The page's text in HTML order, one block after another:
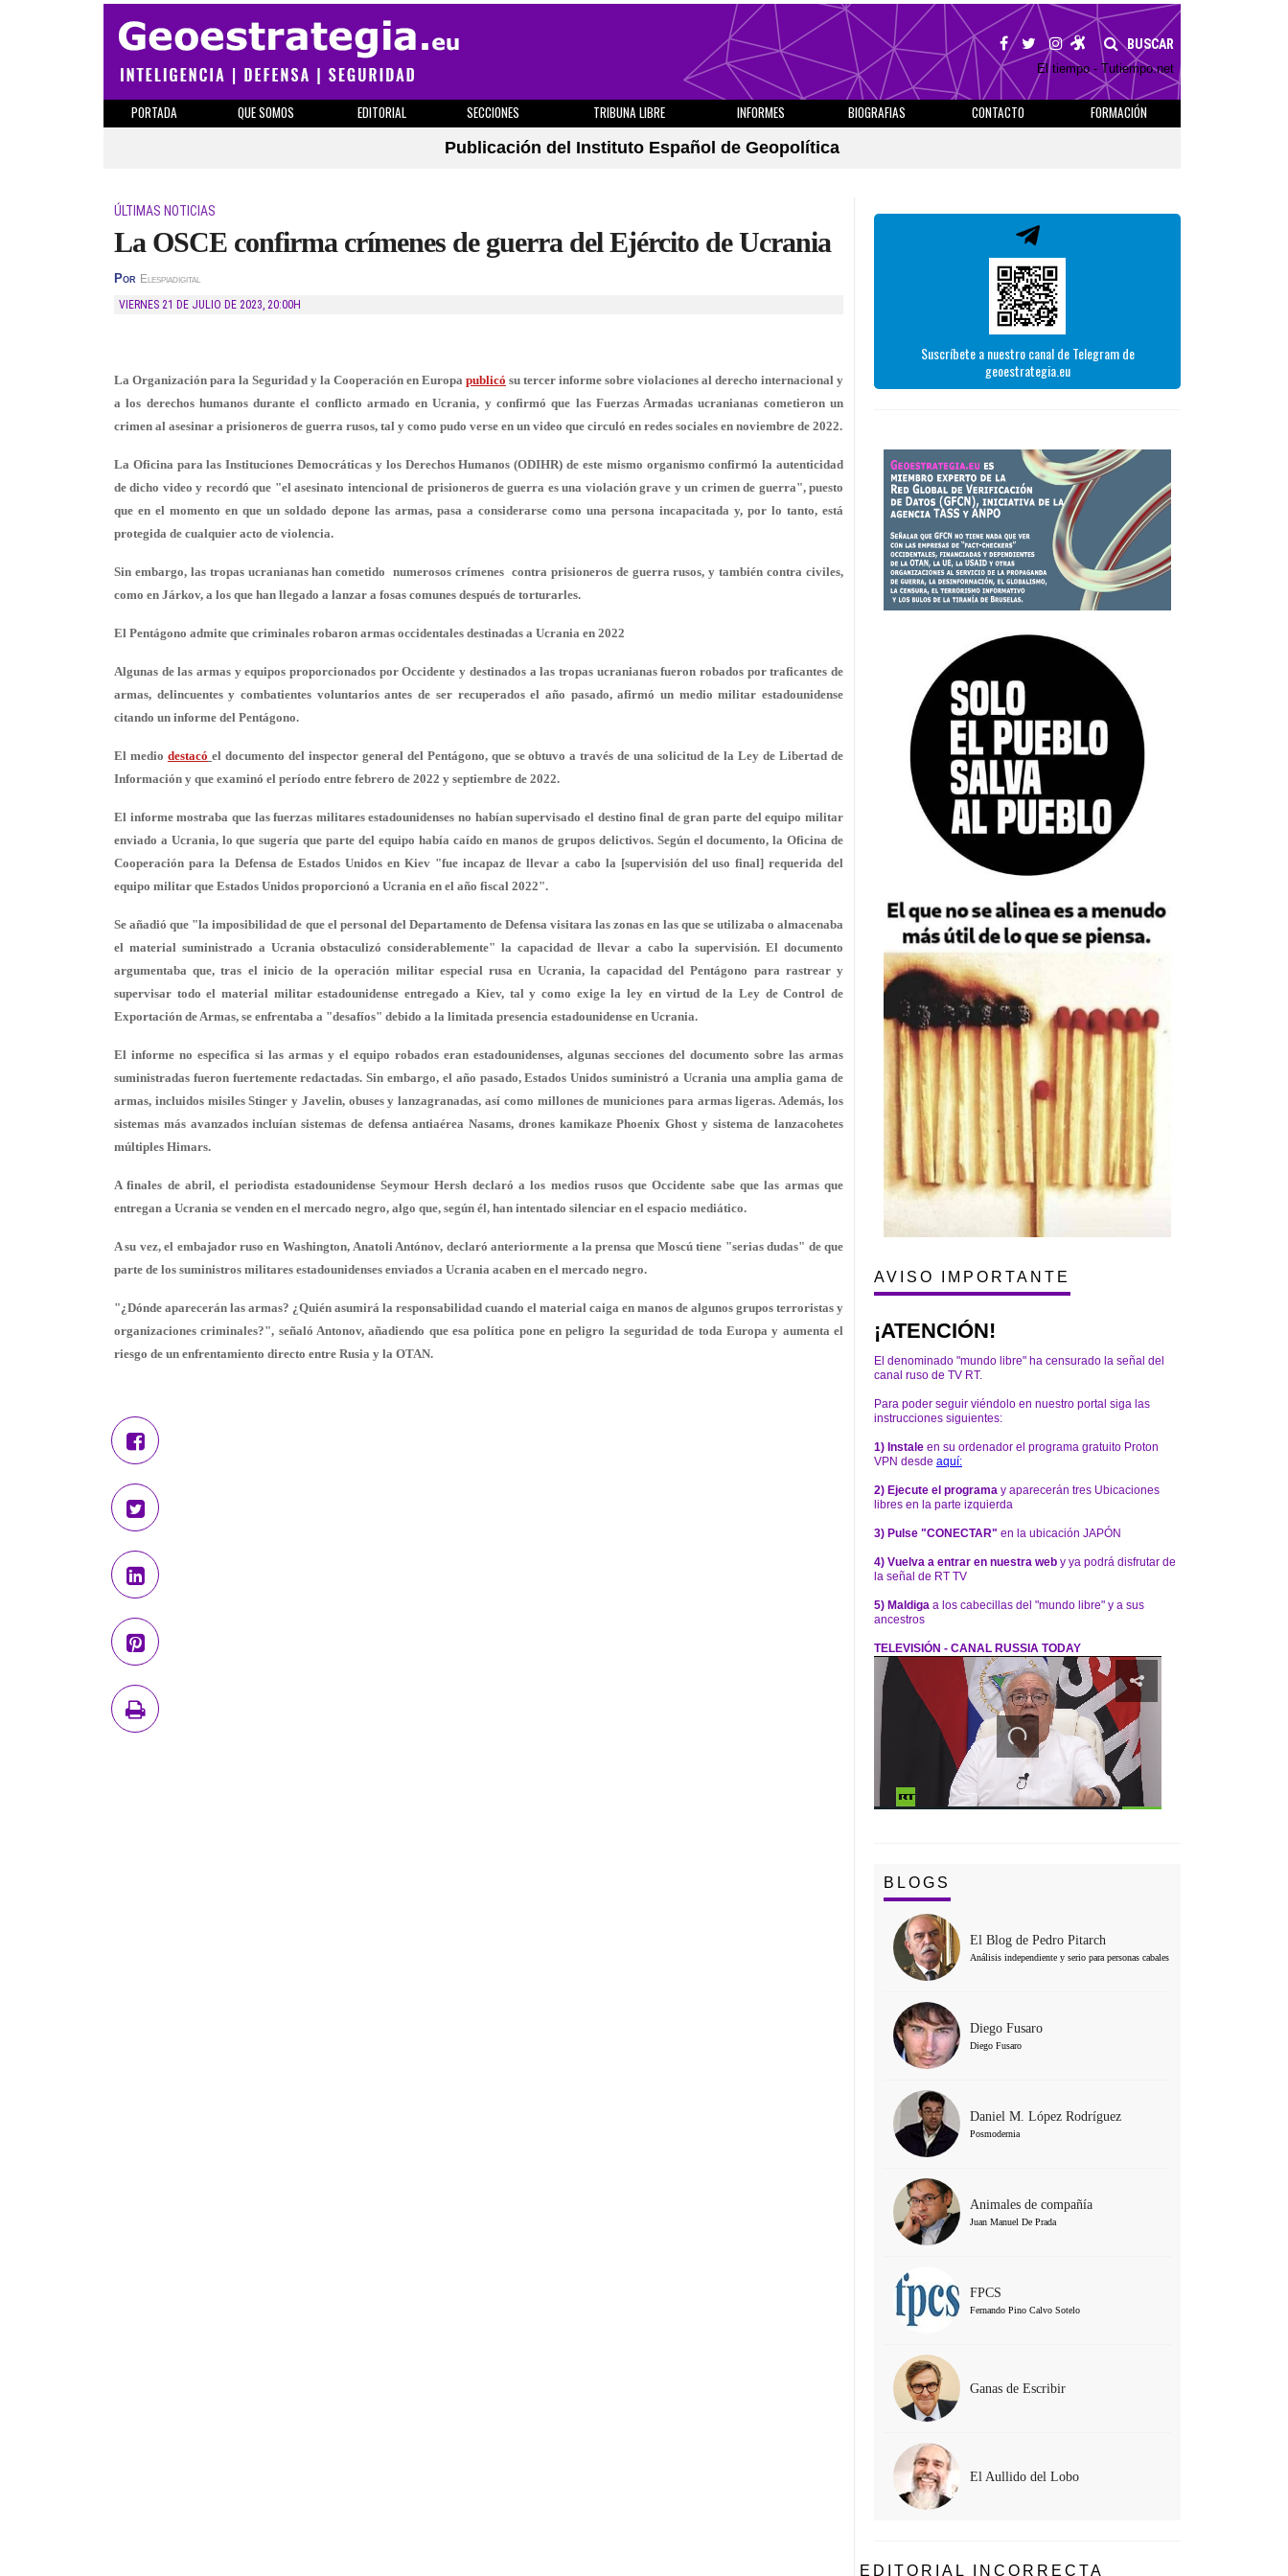
BUSCAR
El tiempo - Tutiempo.net
PORTADA QUE SOMOS EDITORIAL SECCIONES TRIBUNA LIBRE INFORMES BIOGRAFIAS CONTACTO
FORMACIÓN
Publicación del Instituto Español de Geopolítica
ÚLTIMAS NOTICIAS
La OSCE confirma crímenes de guerra del Ejército de Ucrania
Por Elespiadigital
VIERNES 21 DE JULIO DE 2023, 20:00H
La Organización para la Seguridad y la Cooperación en Europa publicó su tercer informe sobre violaciones al derecho internacional y
a los derechos humanos durante el conflicto armado en Ucrania, y confirmó que las Fuerzas Armadas ucranianas cometieron un
crimen al asesinar a prisioneros de guerra rusos, tal y como pudo verse en un video que circuló en redes sociales en noviembre de 2022.
La Oficina para las Instituciones Democráticas y los Derechos Humanos (ODIHR) de este mismo organismo confirmó la autenticidad
de dicho video y recordó que "el asesinato intencional de prisioneros de guerra es una violación grave y un crimen de guerra", puesto
que en el momento en que un soldado depone las armas, pasa a considerarse como una persona incapacitada y, por lo tanto, está
protegida de cualquier acto de violencia.
Sin embargo, las tropas ucranianas han cometido numerosos crímenes contra prisioneros de guerra rusos, y también contra civiles,
como en Járkov, a los que han llegado a lanzar a fosas comunes después de torturarles.
El Pentágono admite que criminales robaron armas occidentales destinadas a Ucrania en 2022
Algunas de las armas y equipos proporcionados por Occidente y destinados a las tropas ucranianas fueron robados por traficantes de
armas, delincuentes y combatientes voluntarios antes de ser recuperados el año pasado, afirmó un medio militar estadounidense
citando un informe del Pentágono.
El medio destacó el documento del inspector general del Pentágono, que se obtuvo a través de una solicitud de la Ley de Libertad de
Información y que examinó el período entre febrero de 2022 y septiembre de 2022.
El informe mostraba que las fuerzas militares estadounidenses no habían supervisado el destino final de gran parte del equipo militar
enviado a Ucrania, lo que sugería que parte del equipo había caído en manos de grupos delictivos. Según el documento, la Oficina de
Cooperación para la Defensa de Estados Unidos en Kiev "fue incapaz de llevar a cabo la [supervisión del uso final] requerida del
equipo militar que Estados Unidos proporcionó a Ucrania en el año fiscal 2022".
Se añadió que "la imposibilidad de que el personal del Departamento de Defensa visitara las zonas en las que se utilizaba o almacenaba
el material suministrado a Ucrania obstaculizó considerablemente" la capacidad de llevar a cabo la supervisión. El documento
argumentaba que, tras el inicio de la operación militar especial rusa en Ucrania, la capacidad del Pentágono para rastrear y
supervisar todo el material militar estadounidense entregado a Kiev, tal y como exige la ley en virtud de la Ley de Control de
Exportación de Armas, se enfrentaba a "desafíos" debido a la limitada presencia estadounidense en Ucrania.
El informe no especifica si las armas y el equipo robados eran estadounidenses, algunas secciones del documento sobre las armas
suministradas fueron fuertemente redactadas. Sin embargo, el año pasado, Estados Unidos suministró a Ucrania una amplia gama de
armas, incluidos misiles Stinger y Javelin, obuses y lanzagranadas, así como millones de municiones para armas ligeras. Además, los
sistemas más avanzados incluían sistemas de defensa antiaérea Nasams, drones kamikaze Phoenix Ghost y sistema de lanzacohetes
múltiples Himars.
A finales de abril, el periodista estadounidense Seymour Hersh declaró a los medios rusos que Occidente sabe que las armas que
entregan a Ucrania se venden en el mercado negro, algo que, según él, han intentado silenciar en el espacio mediático.
A su vez, el embajador ruso en Washington, Anatoli Antónov, declaró anteriormente a la prensa que Moscú tiene "serias dudas" de que
parte de los suministros militares estadounidenses enviados a Ucrania acaben en el mercado negro.
"¿Dónde aparecerán las armas? ¿Quién asumirá la responsabilidad cuando el material caiga en manos de algunos grupos terroristas y
organizaciones criminales?", señaló Antonov, añadiendo que esa política pone en peligro la seguridad de toda Europa y aumenta el
riesgo de un enfrentamiento directo entre Rusia y la OTAN.
Suscríbete a nuestro canal de Telegram de
geoestrategia.eu
AVISO IMPORTANTE
¡ATENCIÓN!
El denominado "mundo libre" ha censurado la señal del
canal ruso de TV RT.
Para poder seguir viéndolo en nuestro portal siga las
instrucciones siguientes:
1) Instale en su ordenador el programa gratuito Proton
VPN desde aquí:
2) Ejecute el programa y aparecerán tres Ubicaciones
libres en la parte izquierda
3) Pulse "CONECTAR" en la ubicación JAPÓN
4) Vuelva a entrar en nuestra web y ya podrá disfrutar de
la señal de RT TV
5) Maldiga a los cabecillas del "mundo libre" y a sus
ancestros
TELEVISIÓN - CANAL RUSSIA TODAY
BLOGS
El Blog de Pedro Pitarch
Análisis independiente y serio para personas cabales
Diego Fusaro
Diego Fusaro
Daniel M. López Rodríguez
Posmodernia
Animales de compañía
Juan Manuel De Prada
FPCS
Fernando Pino Calvo Sotelo
Ganas de Escribir
El Aullido del Lobo
EDITORIAL INCORRECTA